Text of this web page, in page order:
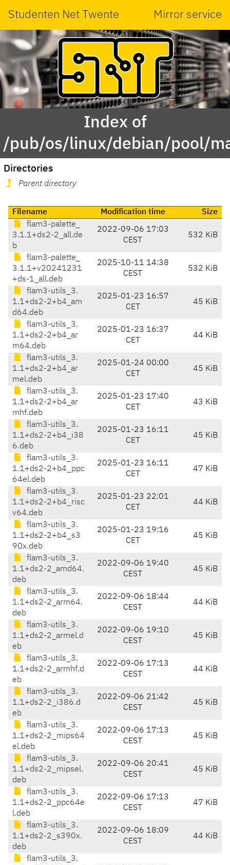
Studenten Net Twente Mirror service
Index of
/pub/os/linux/debian/pool/
Directories
Parent directory
Filename Modification time
Size
flam3-palette_
3.1.1+ds2-2_all.de
b
2022-09-06 17:03
CEST
532 KiB
flam3-palette_
3.1.1+v20241231
+ds-1_all.deb
2025-10-11 14:38
CEST
532 KiB
flam3-utils_3.
1.1+ds2-2+b4_am
d64.deb
2025-01-23 16:57
CET
45 KiB
flam3-utils_3.
1.1+ds2-2+b4_ar
m64.deb
2025-01-23 16:37
CET
44 KiB
flam3-utils_3.
1.1+ds2-2+b4_ar
mel.deb
2025-01-24 00:00
CET
45 KiB
flam3-utils_3.
1.1+ds2-2+b4_ar
mhf.deb
2025-01-23 17:40
CET
43 KiB
flam3-utils_3.
1.1+ds2-2+b4_i38
6.deb
2025-01-23 16:11
CET
45 KiB
flam3-utils_3.
1.1+ds2-2+b4_ppc
64el.deb
2025-01-23 16:11
CET
47 KiB
flam3-utils_3.
1.1+ds2-2+b4_risc
v64.deb
2025-01-23 22:01
CET
44 KiB
flam3-utils_3.
1.1+ds2-2+b4_s3
90x.deb
2025-01-23 19:16
CET
45 KiB
flam3-utils_3.
1.1+ds2-2_amd64.
deb
2022-09-06 19:40
CEST
45 KiB
flam3-utils_3.
1.1+ds2-2_arm64.
deb
2022-09-06 18:44
CEST
44 KiB
flam3-utils_3.
1.1+ds2-2_armel.d
eb
2022-09-06 19:10
CEST
45 KiB
flam3-utils_3.
1.1+ds2-2_armhf.d
eb
2022-09-06 17:13
CEST
44 KiB
flam3-utils_3.
1.1+ds2-2_i386.d
eb
2022-09-06 21:42
CEST
45 KiB
flam3-utils_3.
1.1+ds2-2_mips64
el.deb
2022-09-06 17:13
CEST
45 KiB
flam3-utils_3.
1.1+ds2-2_mipsel.
deb
2022-09-06 20:41
CEST
45 KiB
flam3-utils_3.
1.1+ds2-2_ppc64e
l.deb
2022-09-06 17:13
CEST
47 KiB
flam3-utils_3.
1.1+ds2-2_s390x.
deb
2022-09-06 18:09
CEST
44 KiB
flam3-utils_3.